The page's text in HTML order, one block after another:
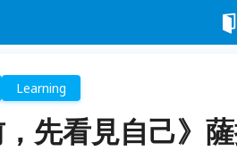
Learning
，先看見自己》